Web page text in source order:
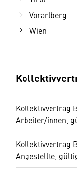
Vorarlberg
Wien
Kollektivvertrag
Arbeiter/innen,
Kollektivvertrag
Angestellte,